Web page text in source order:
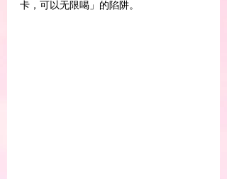
卡，可以无限喝」的陷阱。